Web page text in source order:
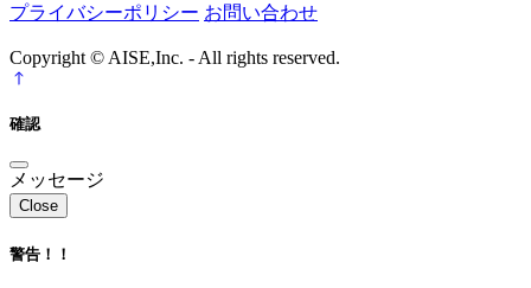
プライバシーポリシー お問い合わせ
Copyright © AISE,Inc. - All rights reserved.
確認
メッセージ
Close
警告！！